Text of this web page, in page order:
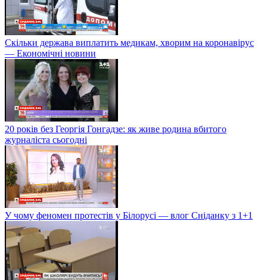
Скільки держава виплатить медикам, хворим на коронавірус
— Економічні новини
20 років без Георгія Гонгадзе: як живе родина вбитого
журналіста сьогодні
У чому феномен протестів у Білорусі — влог Сніданку з 1+1